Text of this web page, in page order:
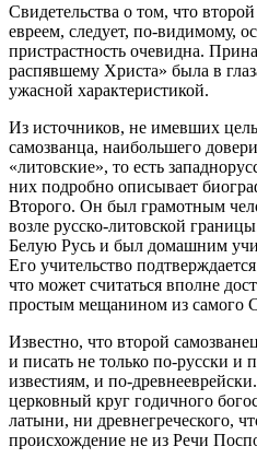
Свидетельства о том, что
евреем, следует, по-видимому,
пристрастность очевидна.
распявшему Христа» была в
ужасной характеристикой.
Из источников, не имевших
самозванца, наибольшего
«литовские», то есть
них подробно описывает
Второго. Он был грамотным
возле русско-литовской
Белую Русь и был домашним
Его учительство
что может считаться вполне
простым мещанином из самого
Известно, что второй
и писать не только по-русски и
известиям, и по-
церковный круг годичного
латыни, ни древнегреческого,
происхождение не из Речи